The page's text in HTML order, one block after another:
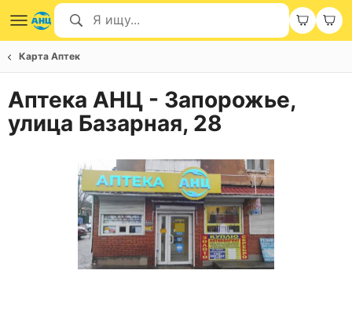
Карта Аптек
Аптека АНЦ - Запорожье,
улица Базарная, 28